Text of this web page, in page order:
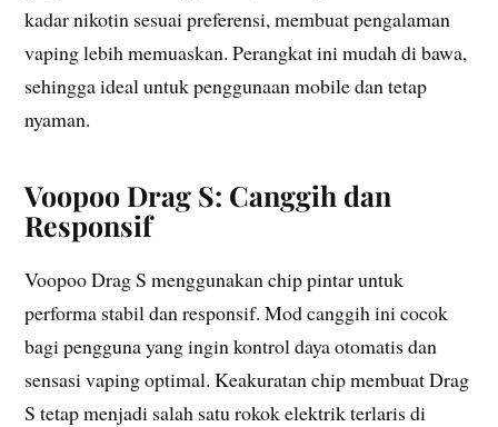
kadar nikotin sesuai preferensi, membuat pengalaman
vaping lebih memuaskan. Perangkat ini mudah di bawa,
sehingga ideal untuk penggunaan mobile dan tetap
nyaman.
Voopoo Drag S: Canggih dan
Responsif
Voopoo Drag S menggunakan chip pintar untuk
performa stabil dan responsif. Mod canggih ini cocok
bagi pengguna yang ingin kontrol daya otomatis dan
sensasi vaping optimal. Keakuratan chip membuat Drag
S tetap menjadi salah satu rokok elektrik terlaris di